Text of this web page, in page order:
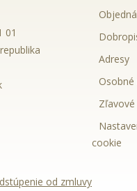
01
Adresy
Osobné
cookie
od zmluvy